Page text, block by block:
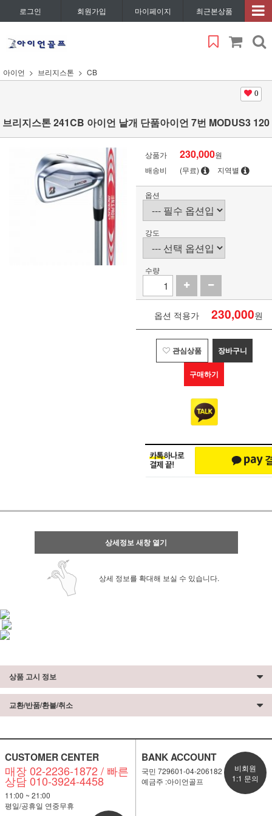
로그인 회원가입 마이페이지 최근본상품
아이언 브리지스톤 CB
0
브리지스톤 241CB 아이언 낱개 단품아이언 7번 MODUS3 120
상품가 230,000원
배송비
(무료) 지역별
옵션
강도
수량
옵션 적용가 230,000원
관심상품 장바구니
구매하기
상세정보 새창 열기
상세 정보를 확대해 보실 수 있습니다.
상품 고시 정보
교환/반품/환불/취소
CUSTOMER CENTER
매장 02-2236-1872 / 빠른
상담 010-3924-4458
11:00 ~ 21:00
평일/공휴일 연중무휴
BANK ACCOUNT
국민 729601-04-206182
예금주 :아이언골프
비회원
1:1 문의